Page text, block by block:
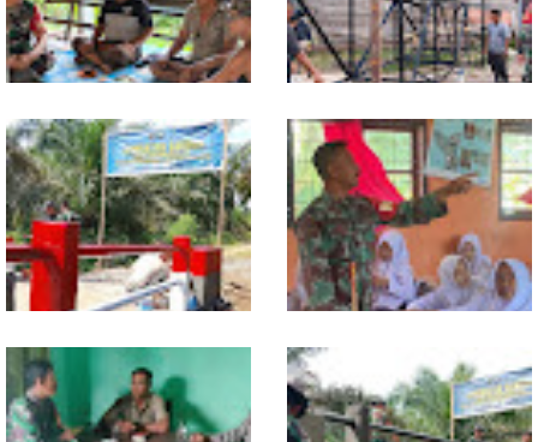
Warung Kopi Jadi Ruang
Komsos, Babinsa Ajak Warga
Jaga Keamanan Lingkungan
Program TNI AD Manunggal Air
Masuki Tahap Pendirian Tower
Polytank di Simpang Kiri
Sentuhan Akhir Jembatan
Garuda Dikebut, Kodim 0118
Babinsa Tanamkan Nilai
Pancasila dan Cinta Tanah Air